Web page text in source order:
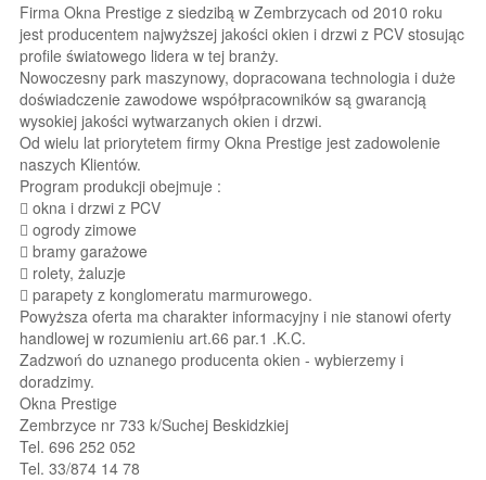
Firma Okna Prestige z siedzibą w Zembrzycach od 2010 roku
jest producentem najwyższej jakości okien i drzwi z PCV stosując
profile światowego lidera w tej branży.
Nowoczesny park maszynowy, dopracowana technologia i duże
doświadczenie zawodowe współpracowników są gwarancją
wysokiej jakości wytwarzanych okien i drzwi.
Od wielu lat priorytetem firmy Okna Prestige jest zadowolenie
naszych Klientów.
Program produkcji obejmuje :
 okna i drzwi z PCV
 ogrody zimowe
 bramy garażowe
 rolety, żaluzje
 parapety z konglomeratu marmurowego.
Powyższa oferta ma charakter informacyjny i nie stanowi oferty
handlowej w rozumieniu art.66 par.1 .K.C.
Zadzwoń do uznanego producenta okien - wybierzemy i
doradzimy.
Okna Prestige
Zembrzyce nr 733 k/Suchej Beskidzkiej
Tel. 696 252 052
Tel. 33/874 14 78